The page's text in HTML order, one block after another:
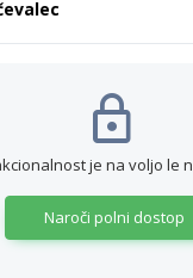
je na voljo le
Naroči polni dostop